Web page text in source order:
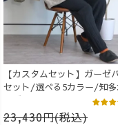
【カスタムセット】ガーゼ
セット/選べる5カラー/知多
ーゼ
23,430円(税込)